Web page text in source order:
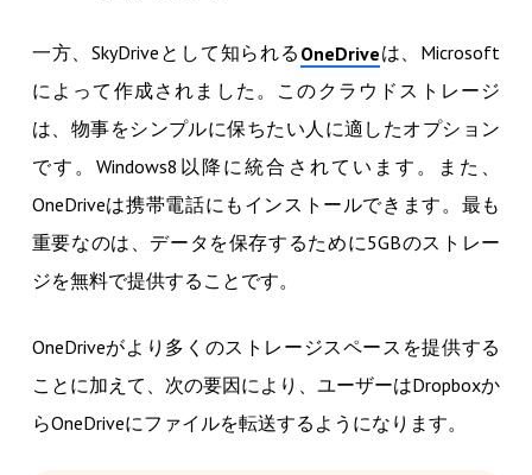
一方、SkyDriveとして知られる OneDriveは、Microsoft
によって作成されました。このクラウドストレージ
は、物事をシンプルに保ちたい人に適したオプション
です。Windows8以降に統合されています。また、
OneDriveは携帯電話にもインストールできます。最も
重要なのは、データを保存するために5GBのストレー
ジを無料で提供することです。
OneDriveがより多くのストレージスペースを提供する
ことに加えて、次の要因により、ユーザーはDropboxか
らOneDriveにファイルを転送するようになります。